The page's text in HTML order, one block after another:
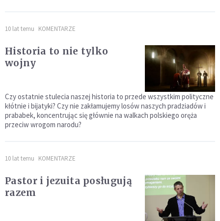
10 lat temu KOMENTARZE
Historia to nie tylko
wojny
Czy ostatnie stulecia naszej historia to przede wszystkim polityczne
kłótnie i bijatyki? Czy nie zakłamujemy losów naszych pradziadów i
prababek, koncentrując się głównie na walkach polskiego oręża
przeciw wrogom narodu?
10 lat temu KOMENTARZE
Pastor i jezuita posługują
razem